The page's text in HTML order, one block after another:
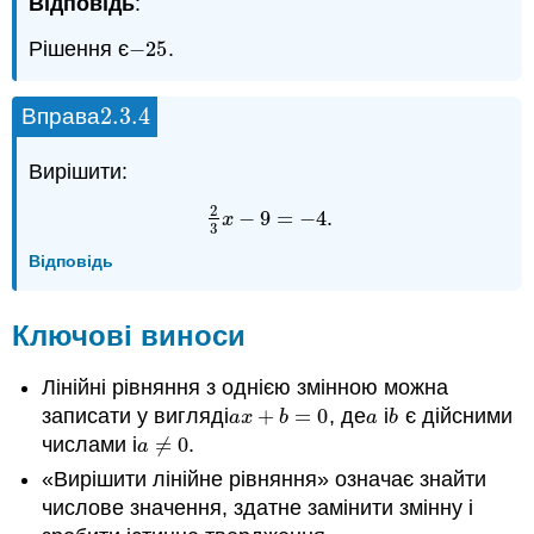
Рішення є−25
−25.
Вправа2.3.4
2.3.4
Вирішити:
2
3 x − 9 = −4
23x− 9=− 4 .
Відповідь
Ключові виноси
Лінійні рівняння з однією змінною можна
записати у виглядіax + b = 0
ax+b = 0 , деa
a іb
b є дійсними
числами іa ≠ 0
a ≠0
.
«Вирішити лінійне рівняння» означає знайти
числове значення, здатне замінити змінну і